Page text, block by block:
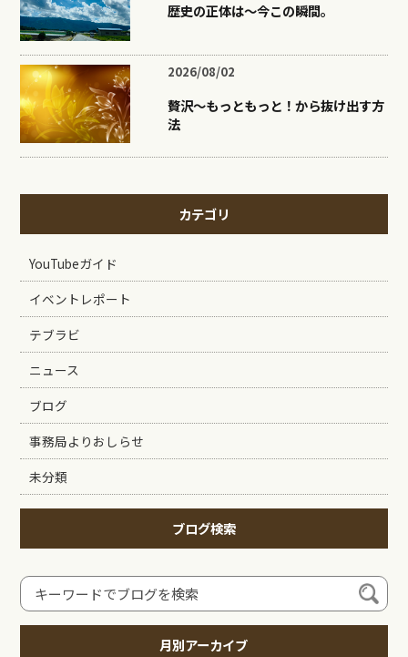
歴史の正体は〜今この瞬間。
2026/08/02
贅沢〜もっともっと！から抜け出す方
法
カテゴリ
YouTubeガイド
イベントレポート
テブラビ
ニュース
ブログ
事務局よりおしらせ
未分類
ブログ検索
月別アーカイブ